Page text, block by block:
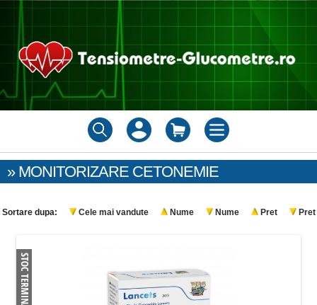
» MONITORIZARE CETONEMIE
Sortare dupa: Cele mai vandute Nume Nume Pret Pret